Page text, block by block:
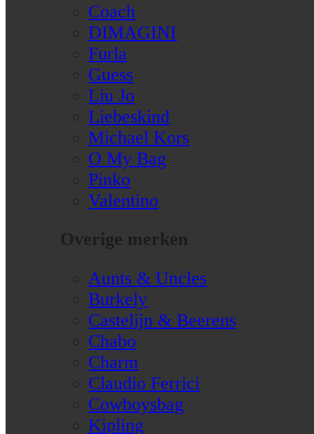
Coach
DIMAGINI
Furla
Guess
Liu Jo
Liebeskind
Michael Kors
O My Bag
Pinko
Valentino
Overige merken
Aunts & Uncles
Burkely
Castelijn & Beerens
Chabo
Charm
Claudio Ferrici
Cowboysbag
Kipling